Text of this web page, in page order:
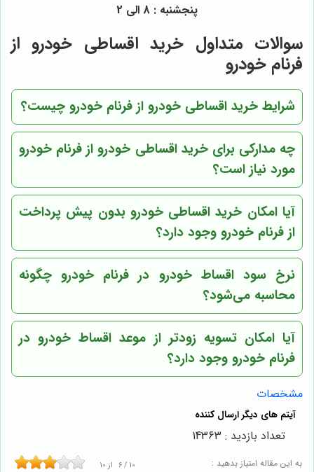
پنجشنبه : 8 الی 2
سوالات متداول خرید اقساطی خودرو از
فرنام خودرو
شرایط خرید اقساطی خودرو از فرنام خودرو چیست؟
چه مدارکی برای خرید اقساطی خودرو از فرنام خودرو
مورد نیاز است؟
آیا امکان خرید اقساطی خودرو بدون پیش پرداخت
از فرنام خودرو وجود دارد؟
نرخ سود اقساط خودرو در فرنام خودرو چگونه
محاسبه می‌شود؟
آیا امکان تسویه زودتر از موعد اقساط خودرو در
فرنام خودرو وجود دارد؟
مشخصات
به این مقاله امتیاز بدهید : 6/ 10 از 10
تعداد بازدید : 14363